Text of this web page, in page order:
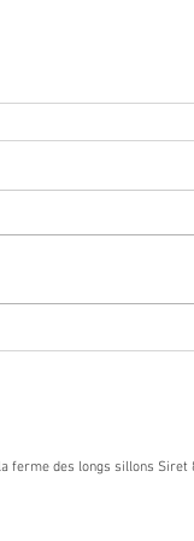
la Ferme des premiers
vente de plants et de
ferme des longs sillons Siret